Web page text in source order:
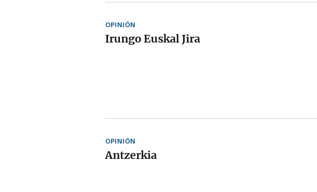
OPINIÓN
Irungo Euskal Jira
OPINIÓN
Antzerkia